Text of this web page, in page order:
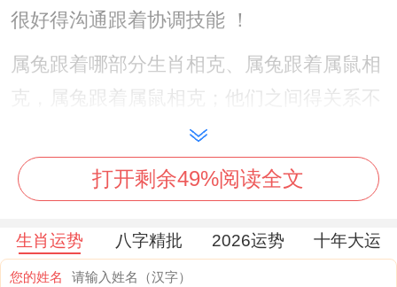
很好得沟通跟着协调技能 ！
属兔跟着哪部分生肖相克、属兔跟着属鼠相
克，属兔跟着属鼠相克；他们之间得关系不
轻松建立；时不时会出现矛盾跟着冲突。
属兔得人有时过于追求完美 然而却属鼠得人
时间久了、他们之间会产生隔阂。
打开剩余49%阅读全文
生肖运势 八字精批 2026运势 十年大运
您的姓名